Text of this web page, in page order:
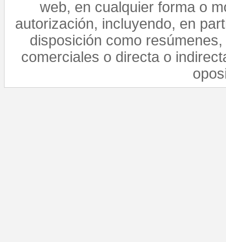
web, en cualquier forma o
autorización, incluyendo, en
disposición como
comerciales o directa o